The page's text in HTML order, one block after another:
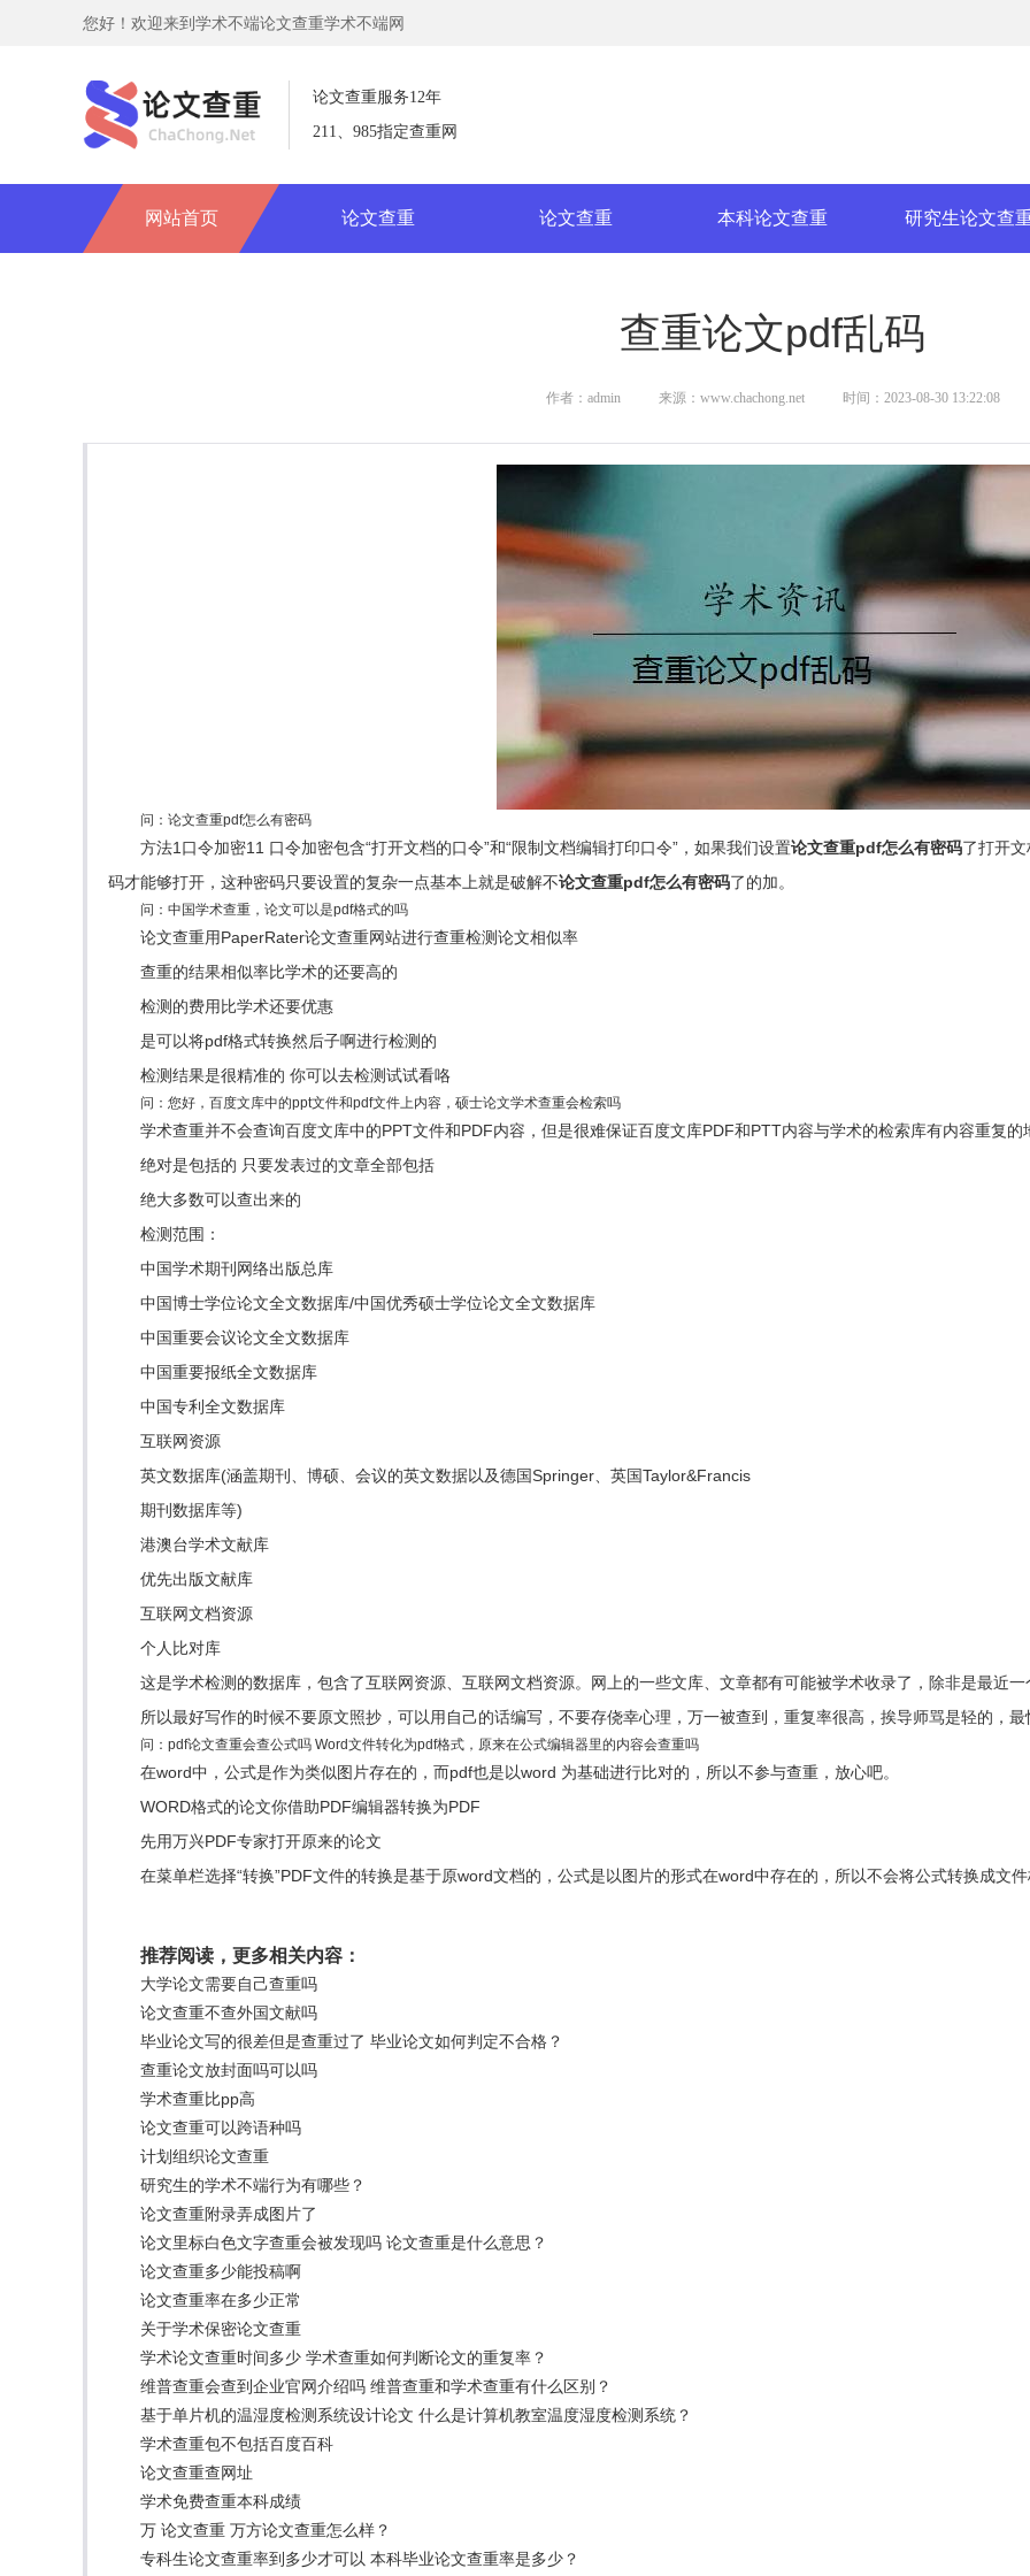
您好！欢迎来到学术不端论文查重学术不端网
网站首页 论文查重 论文查重 本科论文查重 研究生论文查
论文查重服务12年
211、985指定查重网
查重论文pdf乱码
作者：admin 来源：www.chachong.net 时间：2023-08-30 13:22:08
问：论文查重pdf怎么有密码
方法1口令加密11 口令加密包含“打开文档的口令”和“限制文档编辑打印口令”，如果我们设置论文查重pdf怎么有密码了打开
码才能够打开，这种密码只要设置的复杂一点基本上就是破解不论文查重pdf怎么有密码了的加。
问：中国学术查重，论文可以是pdf格式的吗
论文查重用PaperRater论文查重网站进行查重检测论文相似率
查重的结果相似率比学术的还要高的
检测的费用比学术还要优惠
是可以将pdf格式转换然后子啊进行检测的
检测结果是很精准的 你可以去检测试试看咯
问：您好，百度文库中的ppt文件和pdf文件上内容，硕士论文学术查重会检索吗
学术查重并不会查询百度文库中的PPT文件和PDF内容，但是很难保证百度文库PDF和PTT内容与学术的检索库有内容重复的
绝对是包括的 只要发表过的文章全部包括
绝大多数可以查出来的
检测范围：
中国学术期刊网络出版总库
中国博士学位论文全文数据库/中国优秀硕士学位论文全文数据库
中国重要会议论文全文数据库
中国重要报纸全文数据库
中国专利全文数据库
互联网资源
英文数据库(涵盖期刊、博硕、会议的英文数据以及德国Springer、英国Taylor&Francis
期刊数据库等)
港澳台学术文献库
优先出版文献库
互联网文档资源
个人比对库
这是学术检测的数据库，包含了互联网资源、互联网文档资源。网上的一些文库、文章都有可能被学术收录了，除非是最近
所以最好写作的时候不要原文照抄，可以用自己的话编写，不要存侥幸心理，万一被查到，重复率很高，挨导师骂是轻的，
问：pdf论文查重会查公式吗 Word文件转化为pdf格式，原来在公式编辑器里的内容会查重吗
在word中，公式是作为类似图片存在的，而pdf也是以word 为基础进行比对的，所以不参与查重，放心吧。
WORD格式的论文你借助PDF编辑器转换为PDF
先用万兴PDF专家打开原来的论文
在菜单栏选择“转换”PDF文件的转换是基于原word文档的，公式是以图片的形式在word中存在的，所以不会将公式转换成文
推荐阅读，更多相关内容：
大学论文需要自己查重吗
论文查重不查外国文献吗
毕业论文写的很差但是查重过了 毕业论文如何判定不合格？
查重论文放封面吗可以吗
学术查重比pp高
论文查重可以跨语种吗
计划组织论文查重
研究生的学术不端行为有哪些？
论文查重附录弄成图片了
论文里标白色文字查重会被发现吗 论文查重是什么意思？
论文查重多少能投稿啊
论文查重率在多少正常
关于学术保密论文查重
学术论文查重时间多少 学术查重如何判断论文的重复率？
维普查重会查到企业官网介绍吗 维普查重和学术查重有什么区别？
基于单片机的温湿度检测系统设计论文 什么是计算机教室温度湿度检测系统？
学术查重包不包括百度百科
论文查重查网址
学术免费查重本科成绩
万 论文查重 万方论文查重怎么样？
专科生论文查重率到多少才可以 本科毕业论文查重率是多少？